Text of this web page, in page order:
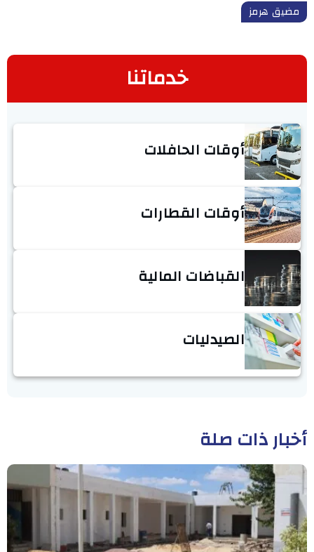
مضيق هرمز
خدماتنا
أوقات الحافلات
أوقات القطارات
القباضات المالية
الصيدليات
أخبار ذات صلة